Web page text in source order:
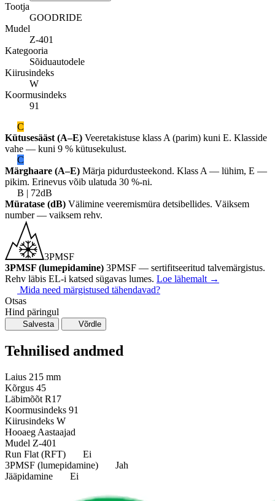
Tootja
GOODRIDE
Mudel
Z-401
Kategooria
Sõiduautodele
Kiirusindeks
W
Koormusindeks
91
C
Kütusesääst (A–E) Veeretakistuse klass A (parim) kuni E. Klasside
vahe — kuni 9 % kütusekulust.
C
Märghaare (A–E) Märja pidurdusteekond. Klass A — lühim, E —
pikim. Erinevus võib ulatuda 30 %-ni.
B | 72dB
Müratase (dB) Välimine veeremismüra detsibellides. Väiksem
number — vaiksem rehv.
3PMSF
3PMSF (lumepidamine) 3PMSF — sertifitseeritud talvemärgistus.
Rehv läbis EL-i katsed sügavas lumes. Loe lähemalt →
Mida need märgistused tähendavad?
Otsas
Hind päringul
Salvesta Võrdle
Tehnilised andmed
Laius 215 mm
Kõrgus 45
Läbimõõt R17
Koormusindeks 91
Kiirusindeks W
Hooaeg Aastaajad
Mudel Z-401
Run Flat (RFT)
Ei
3PMSF (lumepidamine)
Jah
Jääpidamine
Ei